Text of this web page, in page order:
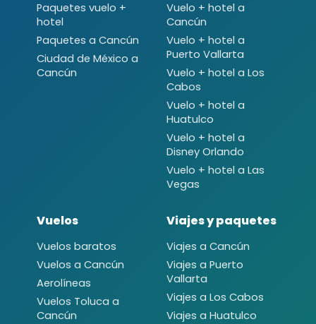
Paquetes vuelo +
hotel
Paquetes a Cancún
Ciudad de México a
Cancún
Vuelo + hotel a
Cancún
Vuelo + hotel a
Puerto Vallarta
Vuelo + hotel a Los
Cabos
Vuelo + hotel a
Huatulco
Vuelo + hotel a
Disney Orlando
Vuelo + hotel a Las
Vegas
Vuelos
Vuelos baratos
Vuelos a Cancún
Aerolíneas
Vuelos Toluca a
Cancún
Viajes y paquetes
Viajes a Cancún
Viajes a Puerto
Vallarta
Viajes a Los Cabos
Viajes a Huatulco